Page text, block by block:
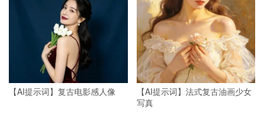
【AI提示词】复古电影感人像
【AI提示词】法式复古油画少女
写真